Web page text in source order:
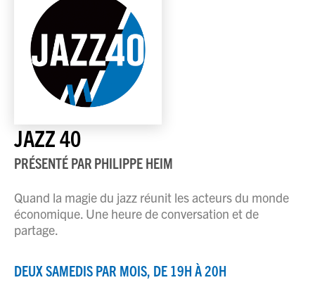
JAZZ 40
PRÉSENTÉ PAR PHILIPPE HEIM
Quand la magie du jazz réunit les acteurs du monde
économique. Une heure de conversation et de
partage.
DEUX SAMEDIS PAR MOIS, DE 19H À 20H